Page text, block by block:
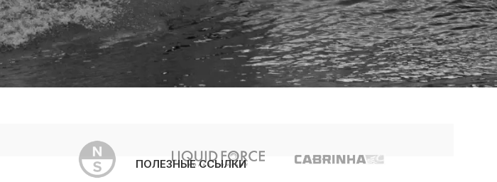
ПОЛЕЗНЫЕ ССЫЛКИ